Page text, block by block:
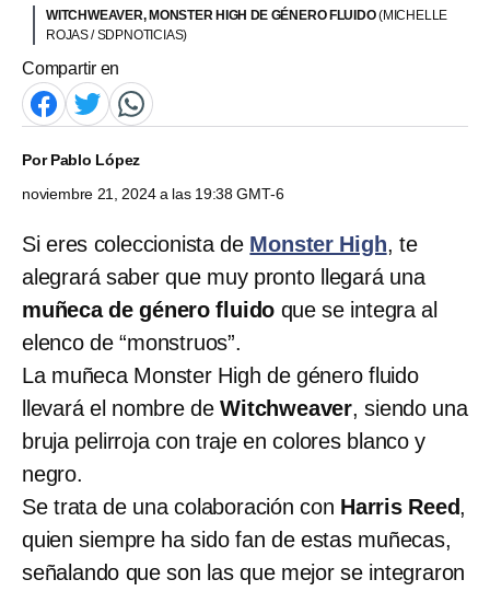
WITCHWEAVER, MONSTER HIGH DE GÉNERO FLUIDO(MICHELLE
ROJAS / SDPNOTICIAS)
Compartir en
PorPablo López
noviembre 21, 2024 a las 19:38 GMT-6
Si eres coleccionista de Monster High, te
alegrará saber que muy pronto llegará una
muñeca de género fluido que se integra al
elenco de “monstruos”.
La muñeca Monster High de género fluido
llevará el nombre deWitchweaver, siendo una
bruja pelirroja con traje en colores blanco y
negro.
Se trata de una colaboración con Harris Reed,
quien siempre ha sido fan de estas muñecas,
señalando que son las que mejor se integraron